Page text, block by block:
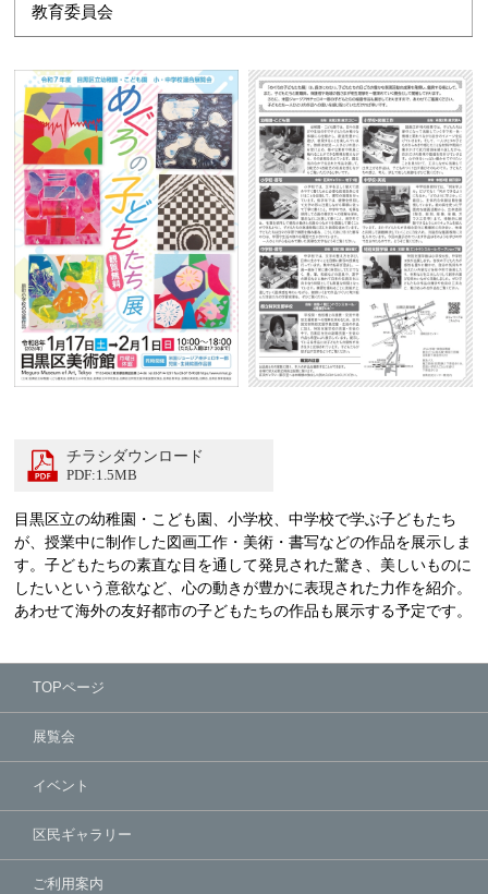
教育委員会
チラシダウンロード
PDF:1.5MB
目黒区立の幼稚園・こども園、小学校、中学校で学ぶ子どもたち
が、授業中に制作した図画工作・美術・書写などの作品を展示しま
す。子どもたちの素直な目を通して発見された驚き、美しいものに
したいという意欲など、心の動きが豊かに表現された力作を紹介。
あわせて海外の友好都市の子どもたちの作品も展示する予定です。
TOPページ
展覧会
イベント
区民ギャラリー
ご利用案内